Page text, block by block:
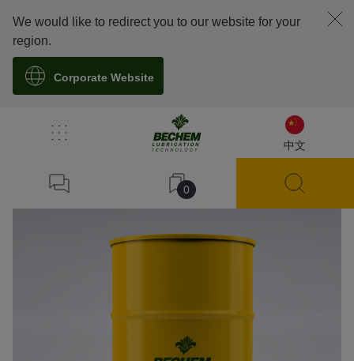
中文
0
We would like to redirect you to our website for your
region.
Corporate Website
溯源